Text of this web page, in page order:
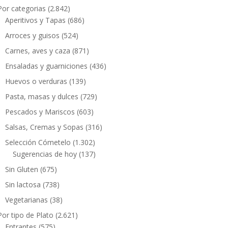
categorias (2.842)
Aperitivos y Tapas (686)
Arroces y guisos (524)
Carnes, aves y caza (871)
Ensaladas y guarniciones (436)
Huevos o verduras (139)
Pasta, masas y dulces (729)
Pescados y Mariscos (603)
Salsas, Cremas y Sopas (316)
Selección Cómetelo (1.302)
Sugerencias de hoy(137)
Sin Gluten (675)
Sin lactosa (738)
Vegetarianas (38)
tipo de Plato (2.621)